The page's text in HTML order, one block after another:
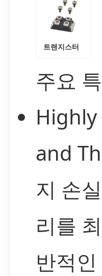
트랜지스터
주요
and
지 손
리를
반적